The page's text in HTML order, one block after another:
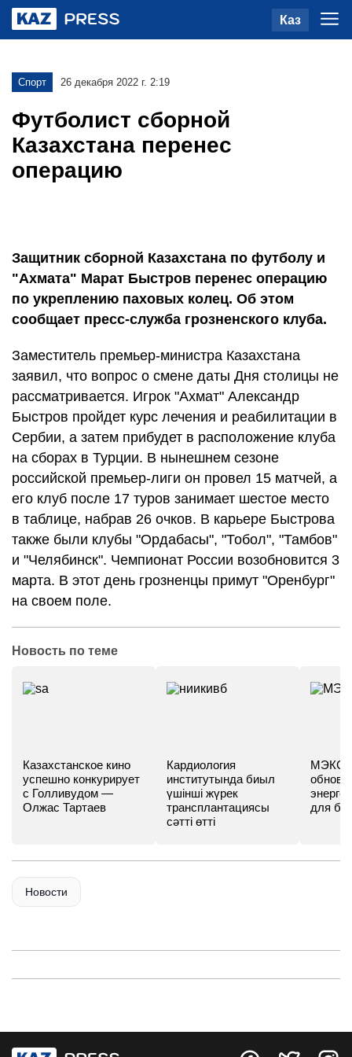
Каз
Спорт 26 декабря 2022 г. 2:19
Футболист сборной
Казахстана перенес
операцию
Защитник сборной Казахстана по футболу и
"Ахмата" Марат Быстров перенес операцию
по укреплению паховых колец. Об этом
сообщает пресс-служба грозненского клуба.
Заместитель премьер-министра Казахстана
заявил, что вопрос о смене даты Дня столицы не
рассматривается. Игрок "Ахмат" Александр
Быстров пройдет курс лечения и реабилитации в
Сербии, а затем прибудет в расположение клуба
на сборах в Турции. В нынешнем сезоне
российской премьер-лиги он провел 15 матчей, а
его клуб после 17 туров занимает шестое место
в таблице, набрав 26 очков. В карьере Быстрова
также были клубы "Ордабасы", "Тобол", "Тамбов"
и "Челябинск". Чемпионат России возобновится 3
марта. В этот день грозненцы примут "Оренбург"
на своем поле.
Новость по теме
Казахстанское кино
успешно конкурирует
с Голливудом —
Олжас Тартаев
Кардиология
институтында биыл
үшінші жүрек
трансплантациясы
сәтті өтті
МЭКС -
для
Новости